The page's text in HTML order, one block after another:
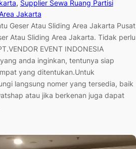
, Supplier Sewa Ruang Partisi
Jakarta
Geser Atau Sliding Area Jakarta Pusat
Atau Sliding Area Jakarta. Tidak perlu
EVENT INDONESIA
anda inginkan, tentunya siap
yang ditentukan.Untuk
langsung nomer yang tersedia, baik
atau jika berkenan juga dapat